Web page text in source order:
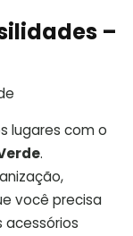
–
lugares com o
.
você precisa
acessórios